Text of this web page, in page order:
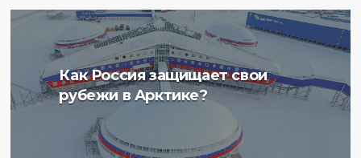
Как Россия защищает свои
рубежи в Арктике?
Ученые Арктического
плавучего университета
радиоактивности донных
отложений в Баренцевом